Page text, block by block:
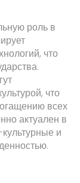
роль в
что
что
всех
актуален в
и